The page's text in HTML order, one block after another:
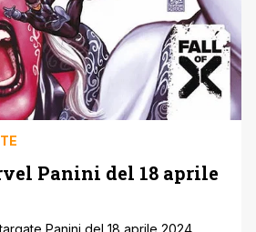
Panini del 18 aprile